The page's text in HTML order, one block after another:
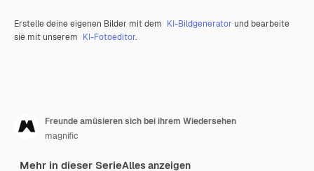
Erstelle deine eigenen Bilder mit dem KI-Bildgenerator und bearbeite
sie mit unserem KI-Fotoeditor.
Freunde amüsieren sich bei ihrem Wiedersehen
magnific
Mehr in dieser SerieAlles anzeigen